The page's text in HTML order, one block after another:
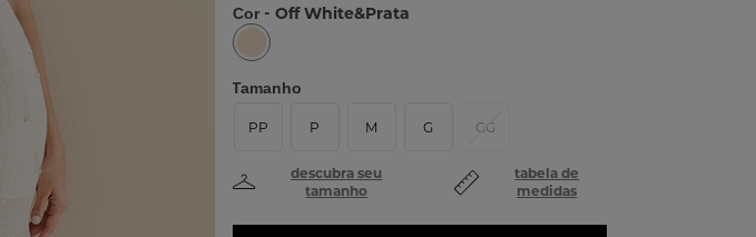
Cor - Off White&Prata
Tamanho
PP P M G GG
descubra seu
tamanho
tabela de
medidas